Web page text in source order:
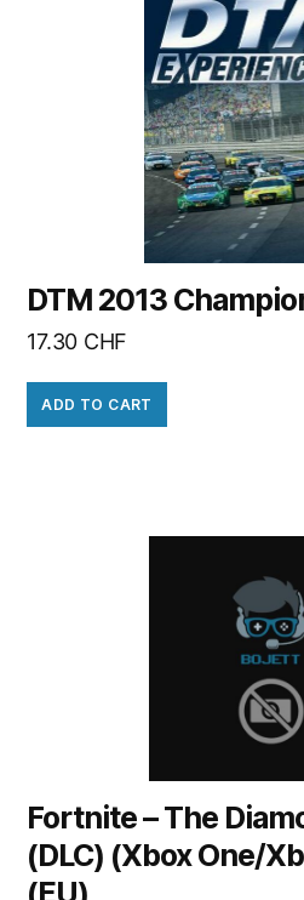
DTM 2013
17.30 CHF
ADD TO CART
Fortnite – The
(DLC) (Xbox One/
(EU)